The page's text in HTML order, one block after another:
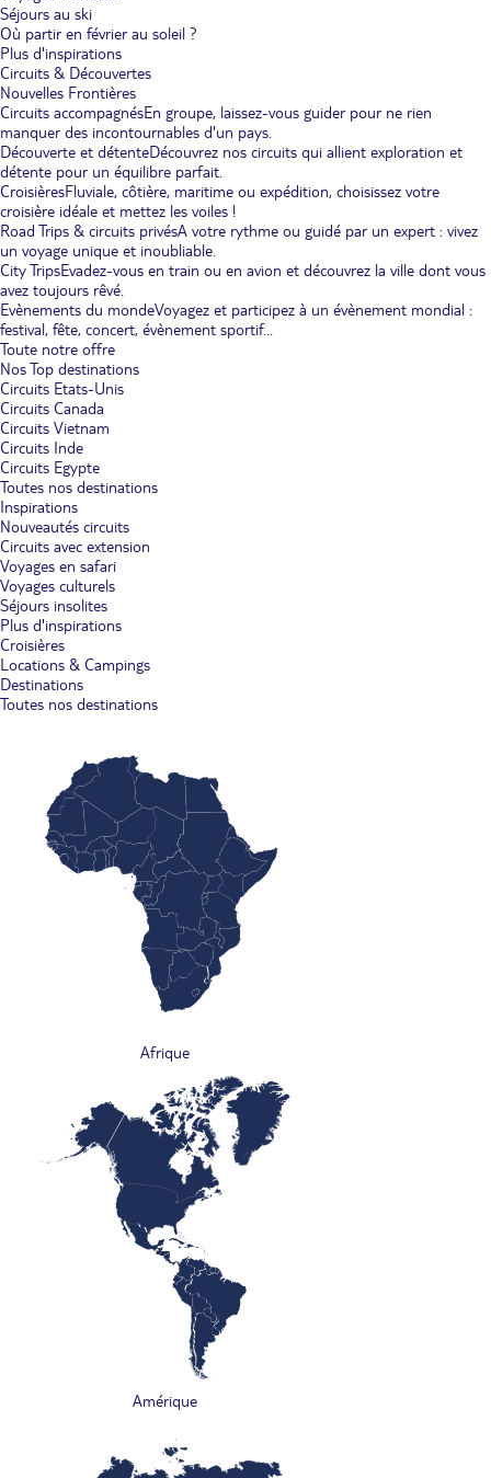
Séjours au ski
Où partir en février au soleil ?
Plus d'inspirations
Circuits & Découvertes
Nouvelles Frontières
Circuits accompagnésEn groupe, laissez-vous guider pour ne rien
manquer des incontournables d'un pays.
Découverte et détenteDécouvrez nos circuits qui allient exploration et
détente pour un équilibre parfait.
CroisièresFluviale, côtière, maritime ou expédition, choisissez votre
croisière idéale et mettez les voiles !
Road Trips & circuits privésA votre rythme ou guidé par un expert : vivez
un voyage unique et inoubliable.
City TripsEvadez-vous en train ou en avion et découvrez la ville dont vous
avez toujours rêvé.
Evènements du mondeVoyagez et participez à un évènement mondial :
festival, fête, concert, évènement sportif...
Toute notre offre
Nos Top destinations
Circuits Etats-Unis
Circuits Canada
Circuits Vietnam
Circuits Inde
Circuits Egypte
Toutes nos destinations
Inspirations
Nouveautés circuits
Circuits avec extension
Voyages en safari
Voyages culturels
Séjours insolites
Plus d'inspirations
Croisières
Locations & Campings
Destinations
Toutes nos destinations
Afrique
Amérique